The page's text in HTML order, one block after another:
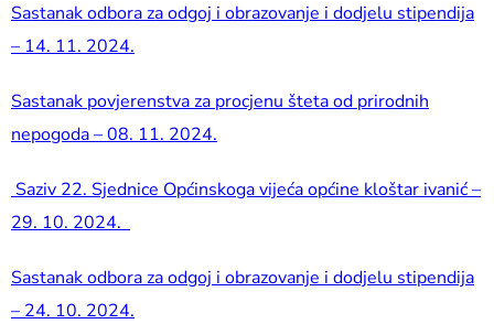
Sastanak odbora za odgoj i obrazovanje i dodjelu stipendija
– 14. 11. 2024.
Sastanak povjerenstva za procjenu šteta od prirodnih
nepogoda – 08. 11. 2024.
Saziv 22. Sjednice Općinskoga vijeća općine kloštar ivanić –
29. 10. 2024.
Sastanak odbora za odgoj i obrazovanje i dodjelu stipendija
– 24. 10. 2024.